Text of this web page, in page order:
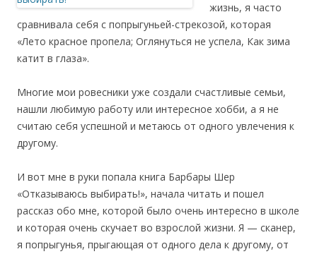
жизнь, я часто
сравнивала себя с попрыгуньей-стрекозой, которая
«Лето красное пропела; Оглянуться не успела, Как зима
катит в глаза».
Многие мои ровесники уже создали счастливые семьи,
нашли любимую работу или интересное хобби, а я не
считаю себя успешной и метаюсь от одного увлечения к
другому.
И вот мне в руки попала книга Барбары Шер
«Отказываюсь выбирать!», начала читать и пошел
рассказ обо мне, которой было очень интересно в школе
и которая очень скучает во взрослой жизни. Я — сканер,
я попрыгунья, прыгающая от одного дела к другому, от